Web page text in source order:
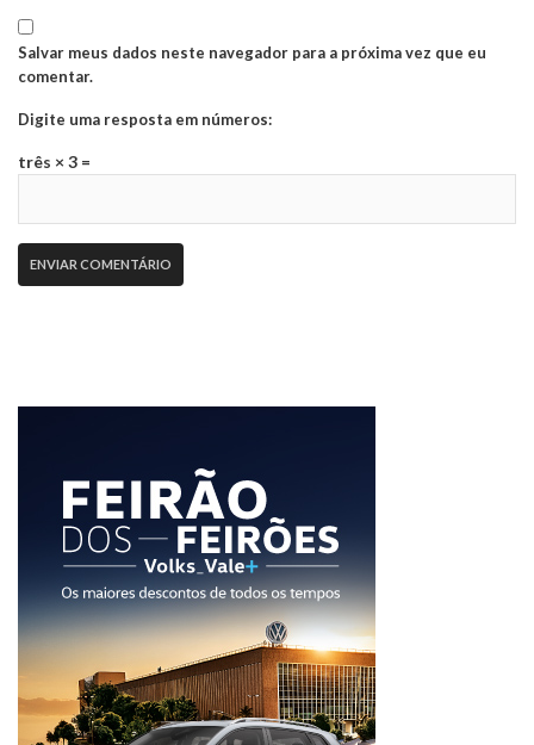
Salvar meus dados neste navegador para a próxima vez que eu
comentar.
Digite uma resposta em números:
três × 3 =